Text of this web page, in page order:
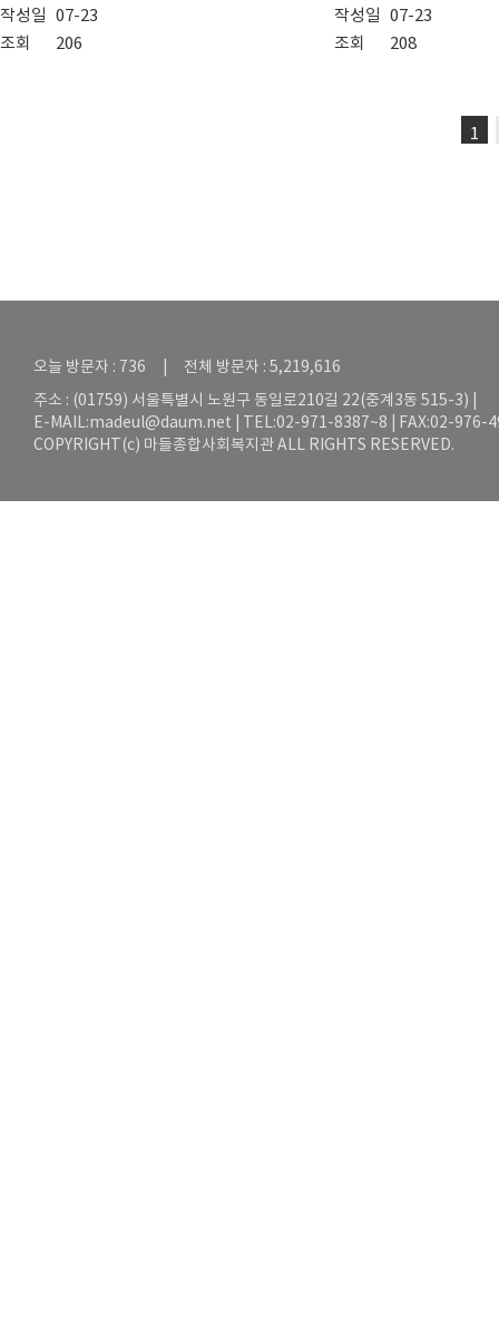
작성일 07-23
조회
206
작성일 07-23
조회
208
1
오늘 방문자 : 736 | 전체 방문자 : 5,219,616
주소 : (01759) 서울특별시 노원구 동일로210길 22(중계3동 515-3) |
E-MAIL:madeul@daum.net | TEL:02-971-8387~8 | FAX:02-976-
COPYRIGHT(c) 마들종합사회복지관 ALL RIGHTS RESERVED.